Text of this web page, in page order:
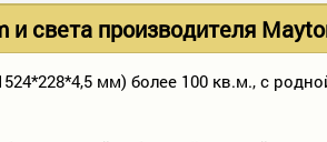
света производителя
мм) более 100 кв.м., с